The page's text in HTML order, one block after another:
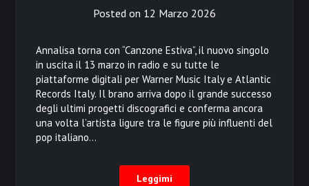
Posted on 12 Marzo 2026
Annalisa torna con “Canzone Estiva”, il nuovo singolo
in uscita il 13 marzo in radio e su tutte le
piattaforme digitali per Warner Music Italy e Atlantic
Records Italy. Il brano arriva dopo il grande successo
degli ultimi progetti discografici e conferma ancora
una volta l’artista ligure tra le figure più influenti del
pop italiano…
Leggimi